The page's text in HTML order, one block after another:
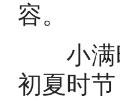
容。
小满时
初夏时